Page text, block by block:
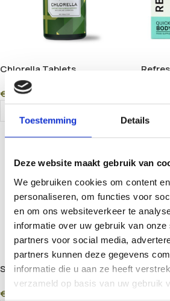
Toestemming Details
Deze website maakt gebruik van
We gebruiken cookies om content
personaliseren, om functies voor
en om ons websiteverkeer te
informatie over uw gebruik van onze
partners voor social media,
partners kunnen deze gegevens
informatie die u aan ze heeft
verzameld op basis van uw gebruik
Chlorella Tablets
(Fit4Seasons) – 240 Organic
Superfood Tablets for
Detox, Energy & Vitality
€ 18,25
Spirulina Tablets
(Fit4Seasons) – 240 Organic
Superfood Tablets for
€